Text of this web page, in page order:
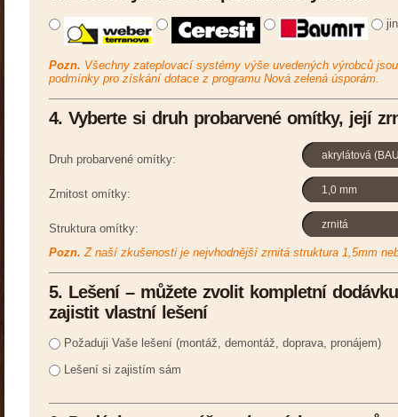
Pozn. Všechny zateplovací systémy výše uvedených výrobců
podmínky pro získání dotace z programu Nová zelená úsporám.
4. Vyberte si druh probarvené omítky, její
Druh probarvené omítky:
Zrnitost omítky:
Struktura omítky:
Pozn. Z naší zkušenosti je nejvhodnější zrnitá struktura 1,5mm
5. Lešení – můžete zvolit kompletní
zajistit vlastní lešení
Požaduji Vaše lešení (montáž, demontáž, doprava, pronájem)
Lešení si zajistím sám